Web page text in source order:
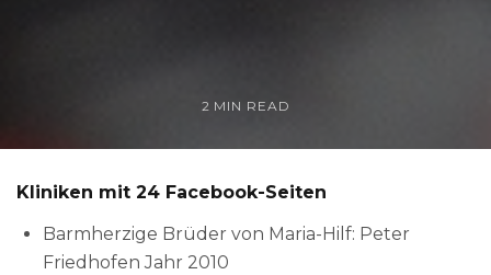
2 MIN READ
Kliniken mit 24 Facebook-Seiten
Barmherzige Brüder von Maria-Hilf: Peter
Friedhofen Jahr 2010